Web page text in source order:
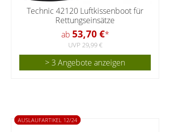
Technic 42120 Luftkissenboot für
Rettungseinsätze
ab 53,70 €*
UVP 29,99 €
> 3 Angebote anzeigen
AUSLAUFARTIKEL 12/24